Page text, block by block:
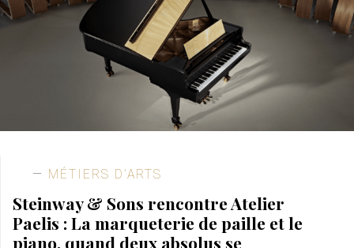
MÉTIERS D’ARTS
Steinway & Sons rencontre Atelier
Paelis : La marqueterie de paille et le
piano, quand deux absolus se